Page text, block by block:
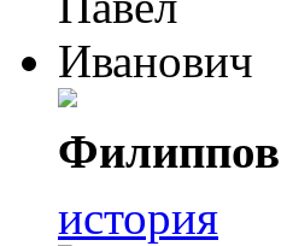
история